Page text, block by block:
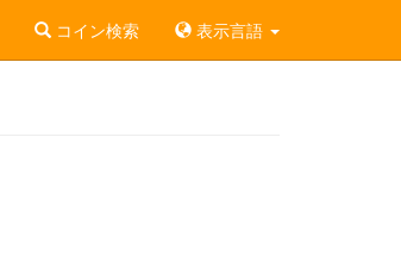
コイン検索 表示言語